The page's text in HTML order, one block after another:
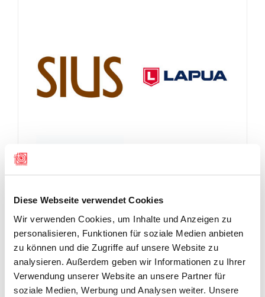
Diese Webseite verwendet Cookies
Wir verwenden Cookies, um Inhalte und Anzeigen zu
personalisieren, Funktionen für soziale Medien anbieten
zu können und die Zugriffe auf unsere Website zu
analysieren. Außerdem geben wir Informationen zu Ihrer
Verwendung unserer Website an unsere Partner für
soziale Medien, Werbung und Analysen weiter. Unsere